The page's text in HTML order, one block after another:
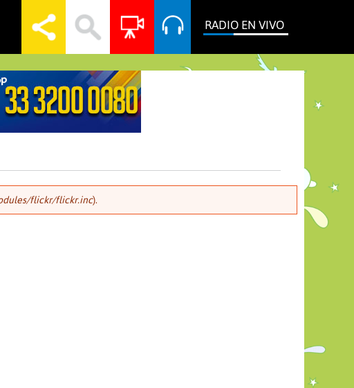
RADIO EN VIVO
flickr/flickr.inc).